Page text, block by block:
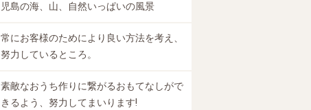
児島の海、山、自然いっぱいの風景
常にお客様のためにより良い方法を考え、
努力しているところ。
素敵なおうち作りに繋がるおもてなしがで
きるよう、努力してまいります!